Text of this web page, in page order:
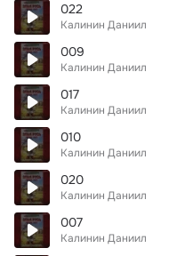
022
Калинин Даниил
009
Калинин Даниил
017
Калинин Даниил
010
Калинин Даниил
020
Калинин Даниил
007
Калинин Даниил